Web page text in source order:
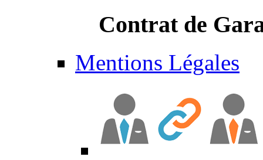
Contrat de
Mentions Légales